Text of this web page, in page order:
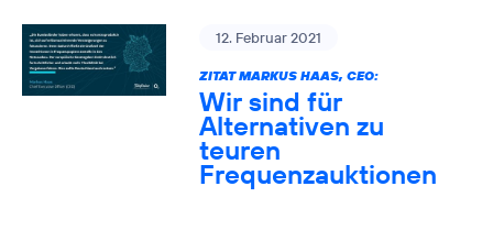
12. Februar 2021
ZITAT MARKUS HAAS, CEO:
Wir sind für
Alternativen zu
teuren
Frequenzauktionen